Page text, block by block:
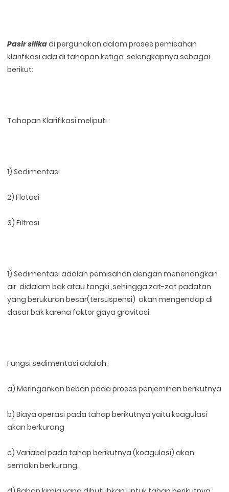
Pasir silikadi pergunakan dalam proses pemisahan
klarifikasi ada di tahapan ketiga. selengkapnya sebagai
berikut:
Tahapan Klarifikasi meliputi :
1) Sedimentasi
2) Flotasi
3) Filtrasi
1) Sedimentasi adalah pemisahan dengan menenangkan
air didalam bak atau tangki ,sehingga zat-zat padatan
yang berukuran besar(tersuspensi) akan mengendap di
dasar bak karena faktor gaya gravitasi.
Fungsi sedimentasi adalah:
a) Meringankan beban pada proses penjernihan berikutnya
b) Biaya operasi pada tahap berikutnya yaitu koagulasi
akan berkurang
c) Variabel pada tahap berikutnya (koagulasi) akan
semakin berkurang.